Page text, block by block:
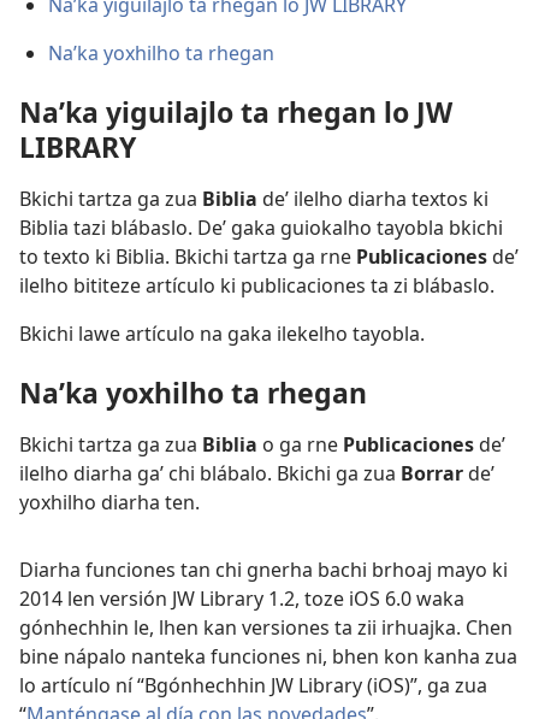
guiolho
Naʹka yoxhilho ta rhegan
Naʹka yiguilajlo ta rhegan lo JW
LIBRARY
Bkichi tartza ga zua Biblia deʼ ilelho diarha textos ki
Biblia tazi blábaslo. Deʼ gaka guiokalho tayobla bkichi
to texto ki Biblia. Bkichi tartza ga rne Publicacionesdeʼ
ilelho bititeze artículo ki publicaciones ta zi blábaslo.
Bkichi lawe artículo na gaka ilekelho tayobla.
Naʹka yoxhilho ta rhegan
Bkichi tartza ga zua Biblia o ga rne Publicacionesdeʼ
ilelho diarha gaʼ chi blábalo. Bkichi ga zua Borrardeʼ
yoxhilho diarha ten.
Diarha funciones tan chi gnerha bachi brhoaj mayo ki
2014 len versión JW Library 1.2, toze iOS 6.0 waka
gónhechhin le, lhen kan versiones ta zii irhuajka. Chen
bine nápalo nanteka funciones ni, bhen kon kanha zua
lo artículo ní “Bgónhechhin JW Library (iOS)”, ga zua